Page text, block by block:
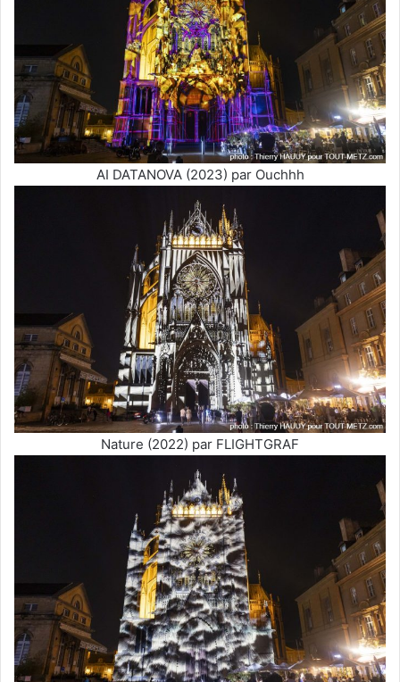
AI DATANOVA (2023) par Ouchhh
Nature (2022) par FLIGHTGRAF